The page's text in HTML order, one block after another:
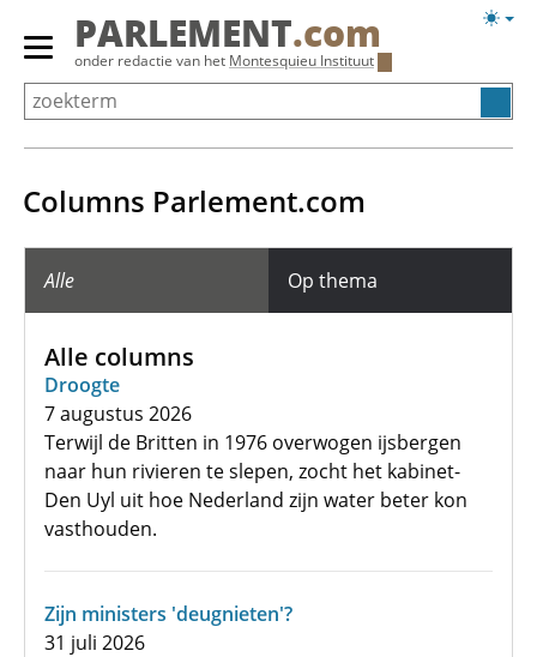
Overslaan
Primair
menu
tonen/verbergen
PARLEMENT.com
onder redactie van het Montesquieu Instituut
Columns Parlement.com
Alle Op thema
Alle columns
Droogte
7 augustus 2026
Terwijl de Britten in 1976 overwogen ijsbergen
naar hun rivieren te slepen, zocht het kabinet-
Den Uyl uit hoe Nederland zijn water beter kon
vasthouden.
Zijn ministers 'deugnieten'?
31 juli 2026